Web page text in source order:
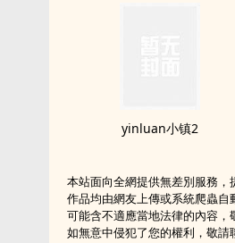
yinluan小镇2
本站面向全網提供無差別服務，
作品均由網友上傳或系統爬蟲自
可能含不適應當地法律的內容，
如無意中侵犯了您的權利，敬請